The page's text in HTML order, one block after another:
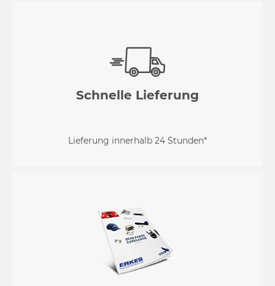
Schnelle Lieferung
Lieferung innerhalb 24 Stunden*